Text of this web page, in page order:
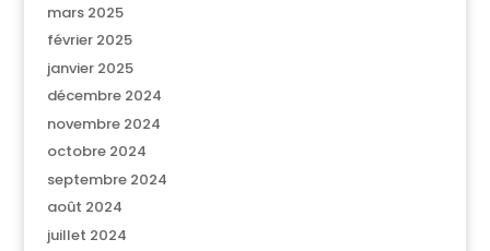
mars 2025
février 2025
janvier 2025
décembre 2024
novembre 2024
octobre 2024
septembre 2024
août 2024
juillet 2024